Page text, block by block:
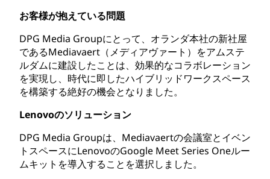
お客様が抱えている問題
DPG Media Groupにとって、オランダ本社の新社屋
であるMediavaert（メディアヴァート）をアムステ
ルダムに建設したことは、効果的なコラボレーション
を実現し、時代に即したハイブリッドワークスペース
を構築する絶好の機会となりました。
Lenovoのソリューション
DPG Media Groupは、Mediavaertの会議室とイベン
トスペースにLenovoのGoogle Meet Series Oneルー
ムキットを導入することを選択しました。